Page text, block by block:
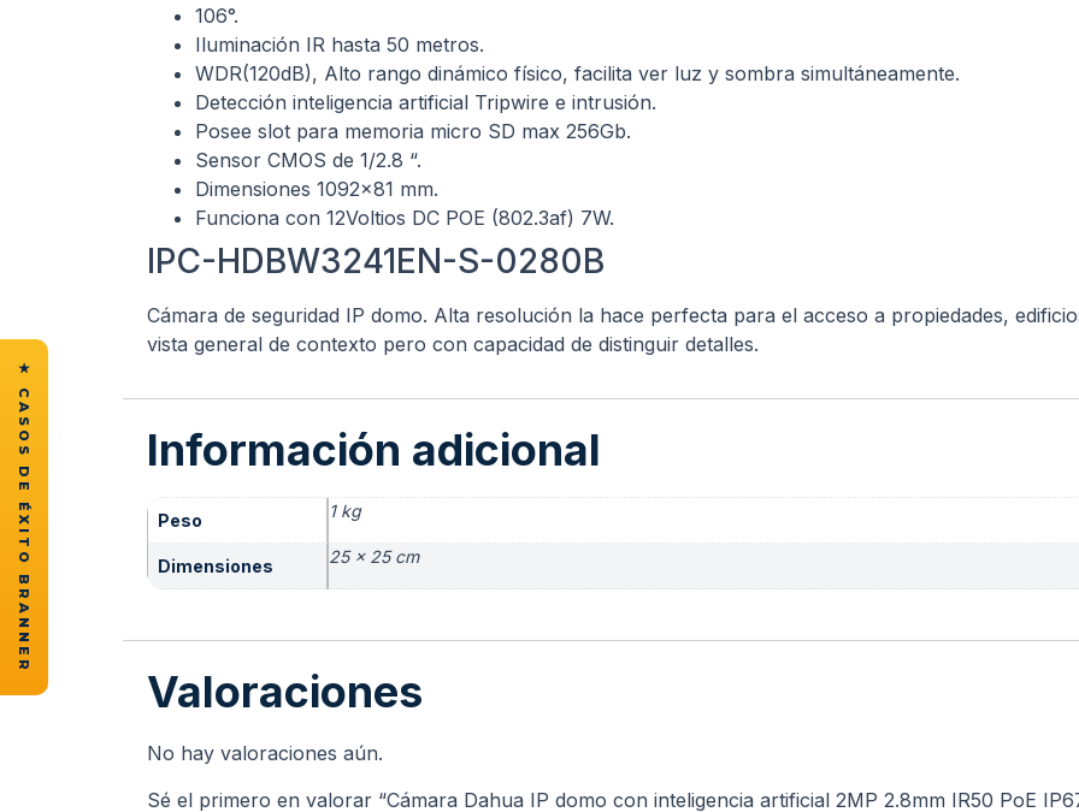
106°.
Iluminación IR hasta 50 metros.
WDR(120dB), Alto rango dinámico físico, facilita ver luz y sombra simultáneamente.
Detección inteligencia artificial Tripwire e intrusión.
Posee slot para memoria micro SD max 256Gb.
Sensor CMOS de 1/2.8 “.
Dimensiones 1092×81 mm.
Funciona con 12Voltios DC POE (802.3af) 7W.
IPC-HDBW3241EN-S-0280B
Cámara de seguridad IP domo. Alta resolución la hace perfecta para el acceso a propiedades,
vista general de contexto pero con capacidad de distinguir detalles.
Información adicional
Peso 1 kg
Dimensiones 25 × 25 cm
Valoraciones
No hay valoraciones aún.
Sé el primero en valorar “Cámara Dahua IP domo con inteligencia artificial 2MP 2.8mm IR50 PoE
★ CASOS DE ÉXITO BRANNER